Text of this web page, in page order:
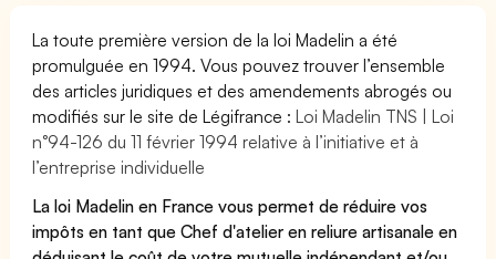
La toute première version de la loi Madelin a été
promulguée en 1994. Vous pouvez trouver l’ensemble
des articles juridiques et des amendements abrogés ou
modifiés sur le site de Légifrance :Loi Madelin TNS | Loi
n°94-126 du 11 février 1994 relative à l’initiative et à
l’entreprise individuelle
La loi Madelin en France vous permet de réduire vos
impôts en tant que Chef d'atelier en reliure artisanale en